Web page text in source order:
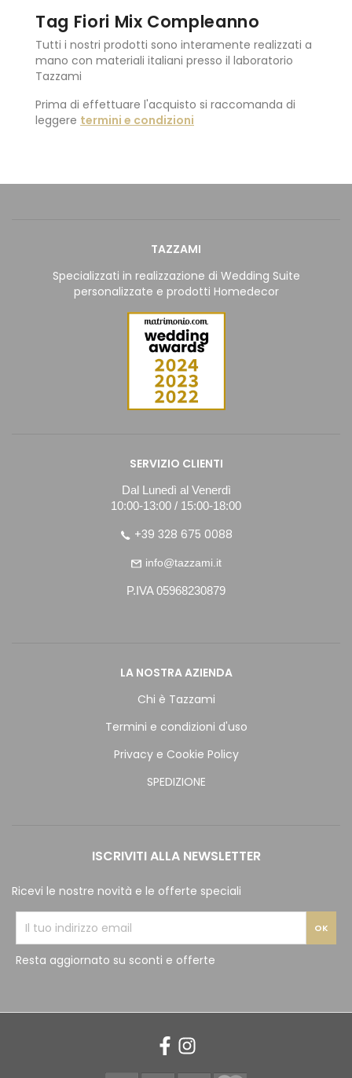
Tag Fiori Mix Compleanno
Tutti i nostri prodotti sono interamente realizzati a
mano con materiali italiani presso il laboratorio
Tazzami
Prima di effettuare l'acquisto si raccomanda di
leggere termini e condizioni
TAZZAMI
Specializzati in realizzazione di Wedding Suite
personalizzate e prodotti Homedecor
SERVIZIO CLIENTI
Dal Lunedì al Venerdì
10:00-13:00 / 15:00-18:00
+39 328 675 0088
info@tazzami.it
P.IVA 05968230879
LA NOSTRA AZIENDA
Chi è Tazzami
Termini e condizioni d'uso
Privacy e Cookie Policy
SPEDIZIONE
ISCRIVITI ALLA NEWSLETTER
Ricevi le nostre novità e le offerte speciali
Resta aggiornato su sconti e offerte